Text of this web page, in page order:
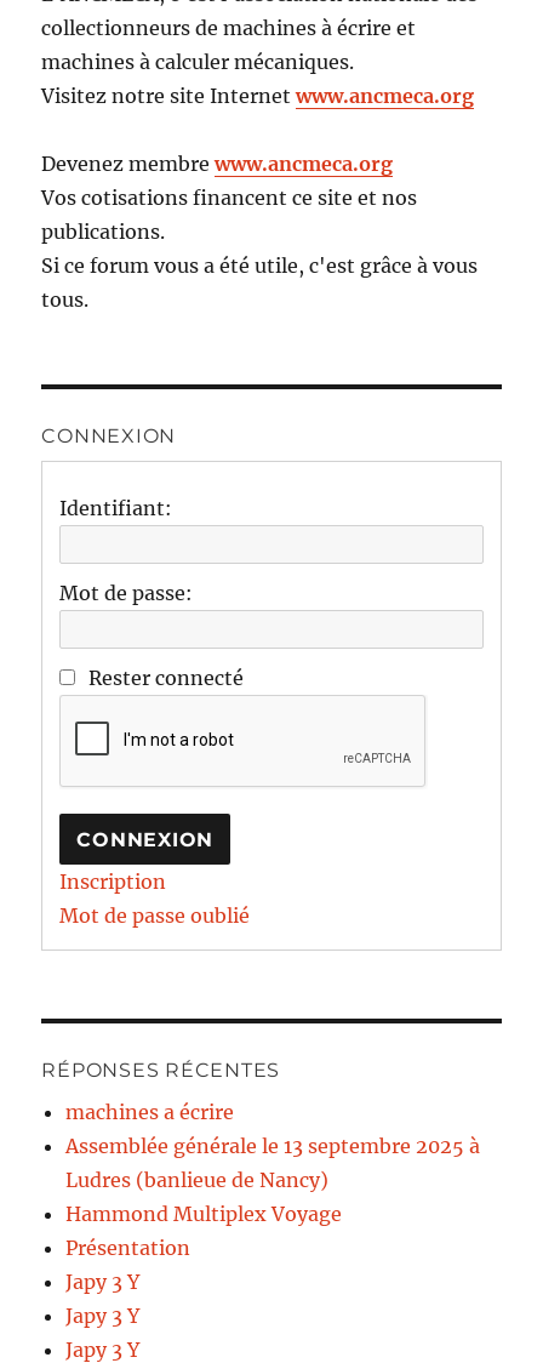
collectionneurs de machines à écrire et
machines à calculer mécaniques.
Visitez notre site Internetwww.ancmeca.org
Devenez membrewww.ancmeca.org
Vos cotisations financent ce site et nos
publications.
Si ce forum vous a été utile, c'est grâce à vous
tous.
CONNEXION
Identifiant:
Mot de passe:
Rester connecté
CONNEXION
Inscription
Mot de passe oublié
RÉPONSES RÉCENTES
machines a écrire
Assemblée générale le 13 septembre 2025 à
Ludres (banlieue de Nancy)
Hammond Multiplex Voyage
Présentation
Japy 3 Y
Japy 3 Y
Japy 3 Y